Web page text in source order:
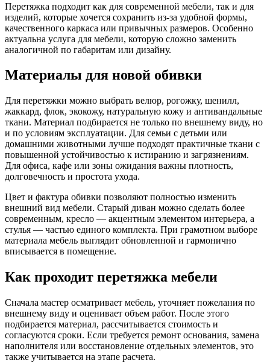
Перетяжка подходит как для современной мебели, так и для
изделий, которые хочется сохранить из-за удобной формы,
качественного каркаса или привычных размеров. Особенно
актуальна услуга для мебели, которую сложно заменить
аналогичной по габаритам или дизайну.
Материалы для новой обивки
Для перетяжки можно выбрать велюр, рогожку, шенилл,
жаккард, флок, экокожу, натуральную кожу и антивандальные
ткани. Материал подбирается не только по внешнему виду, но
и по условиям эксплуатации. Для семьи с детьми или
домашними животными лучше подходят практичные ткани с
повышенной устойчивостью к истиранию и загрязнениям.
Для офиса, кафе или зоны ожидания важны плотность,
долговечность и простота ухода.
Цвет и фактура обивки позволяют полностью изменить
внешний вид мебели. Старый диван можно сделать более
современным, кресло — акцентным элементом интерьера, а
стулья — частью единого комплекта. При грамотном выборе
материала мебель выглядит обновленной и гармонично
вписывается в помещение.
Как проходит перетяжка мебели
Сначала мастер осматривает мебель, уточняет пожелания по
внешнему виду и оценивает объем работ. После этого
подбирается материал, рассчитывается стоимость и
согласуются сроки. Если требуется ремонт основания, замена
наполнителя или восстановление отдельных элементов, это
также учитывается на этапе расчета.